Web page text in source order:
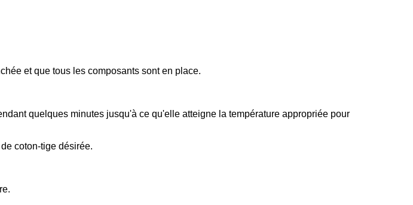
et que tous les composants sont en place.
quelques minutes jusqu'à ce qu'elle atteigne la température appropriée pour
coton-tige désirée.